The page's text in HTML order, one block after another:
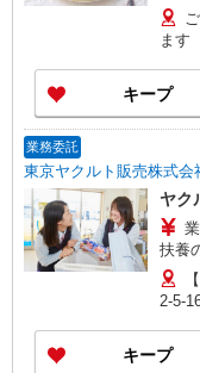
支給
【手
勤務
後） ・通勤手
与】
ます 【勤務地の変更範囲】 当社関連勤務地（転居
キープ
業務委託
東京ヤクルト販売株式会
ヤク
扶養
応相
間）
りな
2-5-
キープ